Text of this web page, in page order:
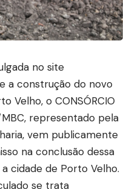
no site
a construção do novo
Velho, o CONSÓRCIO
MBC, representado pela
vem publicamente
na conclusão dessa
cidade de Porto Velho.
se trata